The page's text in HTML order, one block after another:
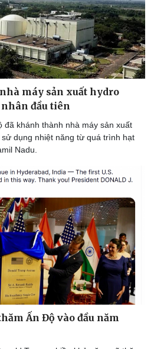
máy sản xuất hydro
đầu tiên
đã khánh thành nhà máy sản xuất
dụng nhiệt năng từ quá trình hạt
Nadu.
Ấn Độ vào đầu năm